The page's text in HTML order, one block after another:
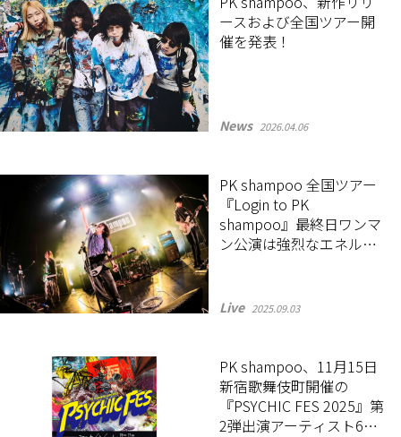
ースおよび全国ツアー開
催を発表！
News 2026.04.06
PK shampoo 全国ツアー
『Login to PK
shampoo』最終日ワンマ
ン公演は強烈なエネルギ
Live 2025.09.03
PK shampoo、11月15日
新宿歌舞伎町開催の
『PSYCHIC FES 2025』第
2弾出演アーティスト6組